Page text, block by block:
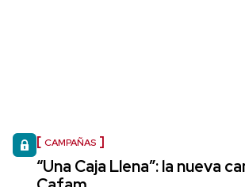
CAMPAÑAS
“Una Caja Llena”: la nueva